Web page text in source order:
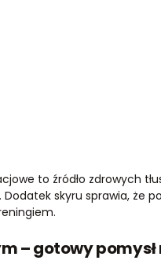
to źródło zdrowych
skyru sprawia, że
– gotowy